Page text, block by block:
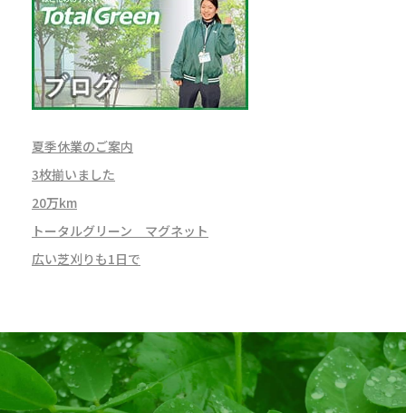
夏季休業のご案内
3枚揃いました
20万km
トータルグリーン マグネット
広い芝刈りも1日で